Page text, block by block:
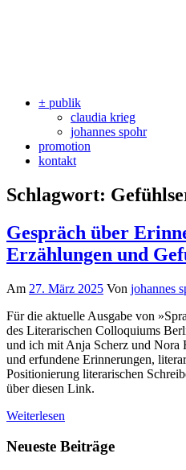
± publik
claudia krieg
johannes spohr
promotion
kontakt
Schlagwort:
Gespräch über
Erzählungen und
Am 27. März 2025 Von johannes
Für die aktuelle Ausgabe von
des Literarischen Colloquiums
und ich mit Anja Scherz und Nora
und erfundene Erinnerungen,
Positionierung literarischen
über diesen Link.
Weiterlesen
Neueste Beiträge